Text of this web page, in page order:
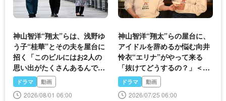
神山智洋“翔太”らは、浅野ゆ
う子“桂華”とその夫を屋台に
招く「このビルにはお2人の
思い出がたくさんあるんです
よね」＜ミッドナイト屋台2
＞
ドラマ 動画
2026/08/01 06:00
神山智洋“翔太”らの屋台に、
アイドルを辞めるか悩む向井
怜衣“エリナ”がやって来る
「抜けてどうするの？」＜ミ
ッドナイト屋台2＞
ドラマ 動画
2026/07/25 06:00